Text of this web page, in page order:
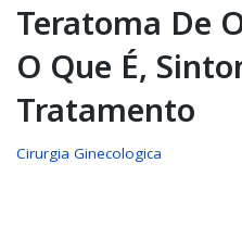
Teratoma De
O Que É,
Tratamento
Cirurgia Ginecologica